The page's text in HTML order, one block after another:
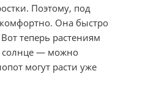
Поэтому, под
Она быстро
теперь растениям
солнце — можно
могут расти уже